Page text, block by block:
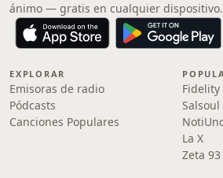
ánimo — gratis en cualquier dispositivo.
EXPLORAR
Emisoras de radio
Pódcasts
Canciones Populares
Fidelity
Salsoul
La X
Zeta 93